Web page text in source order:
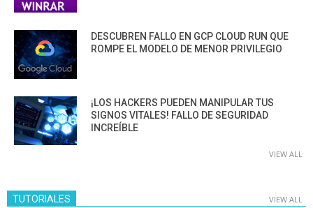
DESCUBREN FALLO EN GCP CLOUD RUN QUE
ROMPE EL MODELO DE MENOR PRIVILEGIO
¡LOS HACKERS PUEDEN MANIPULAR TUS
SIGNOS VITALES! FALLO DE SEGURIDAD
INCREÍBLE
VIEW ALL
TUTORIALES VIEW ALL